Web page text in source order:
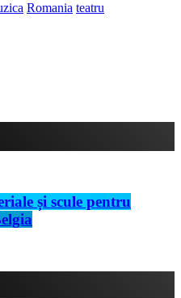
Romania teatru
și scule pentru